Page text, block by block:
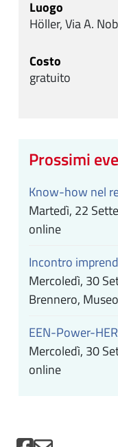
Luogo
Höller, Via A.
Costo
gratuito
Prossimi
Know-how nel
Martedì, 22
online
Incontro
Mercoledì, 30
Brennero,
EEN-Power-HER
Mercoledì, 30
online